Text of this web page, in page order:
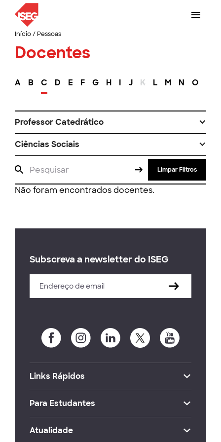
Início/ Pessoas
Docentes
A B C D E F G H I J K L M N O
Professor Catedrático
Ciências Sociais
Limpar Filtros
Não foram encontrados docentes.
Subscreva a newsletter do ISEG
Links Rápidos
Para Estudantes
Atualidade